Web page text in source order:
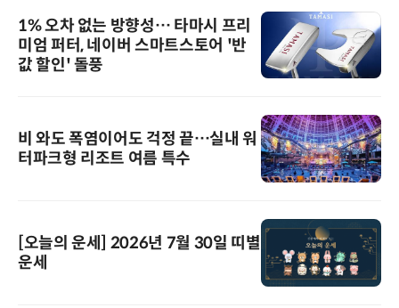
1% 오차 없는 방향성… 타마시 프리
미엄 퍼터, 네이버 스마트스토어 '반
값 할인' 돌풍
비 와도 폭염이어도 걱정 끝…실내 워
터파크형 리조트 여름 특수
[오늘의 운세] 2026년 7월 30일 띠별
운세